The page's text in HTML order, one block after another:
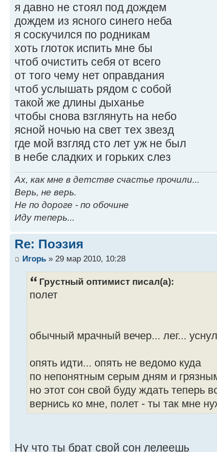
я давно не стоял под дождем
дождем из ясного синего неба
я соскучился по родникам
хоть глоток испить мне бы
чтоб очистить себя от всего
от того чему нет оправдания
чтоб услышать рядом с собой
такой же длины дыханье
чтобы снова взглянуть на небо
ясной ночью на свет тех звезд
где мой взгляд сто лет уж не был
в небе сладких и горьких слез
Ах, как мне в детстве счастье прочили...
Верь, не верь.
Не по дороге - по обочине
Иду теперь...
Re: Поэзия
Игорь » 29 мар 2010, 10:28
Грустный оптимист писал(а):
полет
обычный мрачный вечер... лег...
опять идти... опять не ведомо куда
по непонятным серым дням и
но этот сон свой буду ждать теперь
вернись ко мне, полет - ты так мне
Ну что ты брат свой сон лелеешь